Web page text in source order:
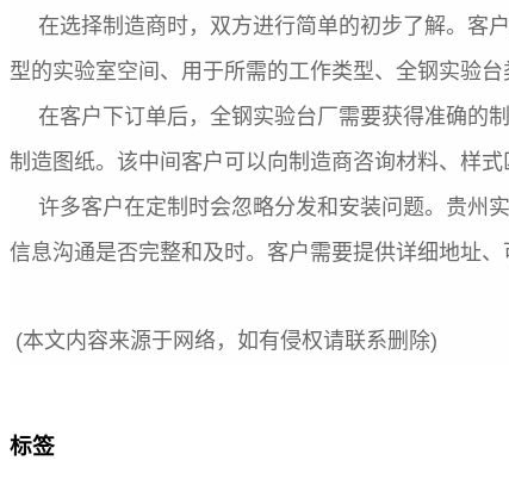
在选择制造商时，双方进行简单的初步了解。客
型的实验室空间、用于所需的工作类型、全钢实验
在客户下订单后，全钢实验台厂需要获得准确的
制造图纸。该中间客户可以向制造商咨询材料、样
许多客户在定制时会忽略分发和安装问题。贵州
信息沟通是否完整和及时。客户需要提供详细地址
(本文内容来源于网络，如有侵权请联系删除)
标签